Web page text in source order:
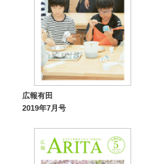
広報有田
2019年7月号